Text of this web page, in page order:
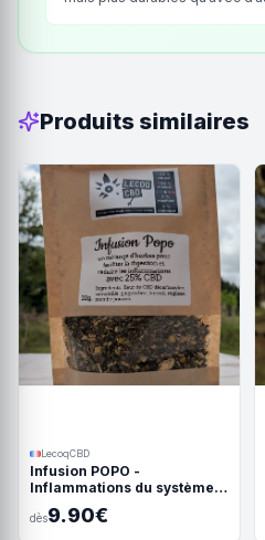
Produits similaires
LecoqCBD
Infusion POPO -
Inflammations du système
digestif - 32g
dès9.90€